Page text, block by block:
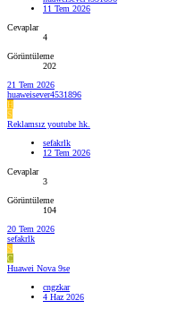
11 Tem 2026
Cevaplar
4
Görüntüleme
202
21 Tem 2026
huaweisever4531896
H
S
Reklamsız youtube hk.
sefakrlk
12 Tem 2026
Cevaplar
3
Görüntüleme
104
20 Tem 2026
sefakrlk
S
C
Huawei Nova 9se
cngzkar
4 Haz 2026